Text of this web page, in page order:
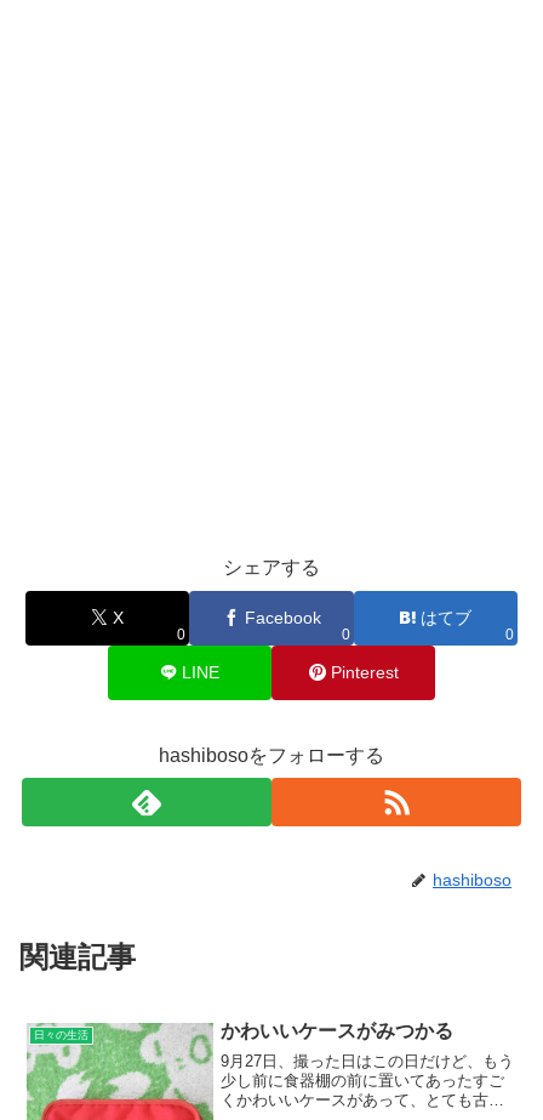
シェアする
X
0
Facebook
0
はてブ
0
LINE Pinterest
hashibosoをフォローする
hashiboso
関連記事
日々の生活 かわいいケースがみつかる
9月27日、撮った日はこの日だけど、もう
少し前に食器棚の前に置いてあったすご
くかわいいケースがあって、とても古い